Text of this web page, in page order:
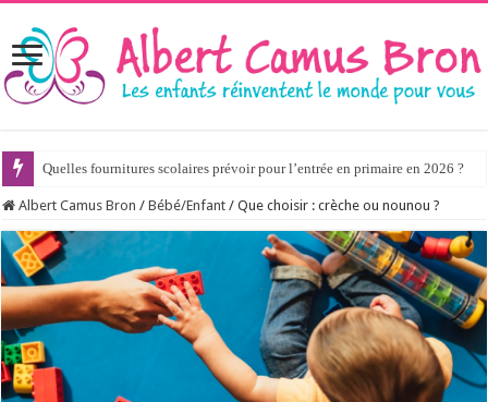
Quelles fournitures scolaires prévoir pour l’entrée en primaire en 2026 ?
Albert Camus Bron / Bébé/Enfant / Que choisir : crèche ou nounou ?